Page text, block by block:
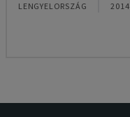
LENGYELORSZÁG 2014